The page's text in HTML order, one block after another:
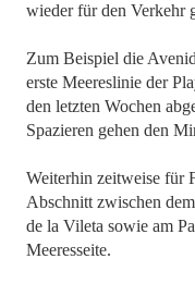
wieder für den Verkehr
Zum Beispiel die
erste Meereslinie der
den letzten Wochen
Spazieren gehen den
Weiterhin zeitweise für
Abschnitt zwischen
de la Vileta sowie am
Meeresseite.